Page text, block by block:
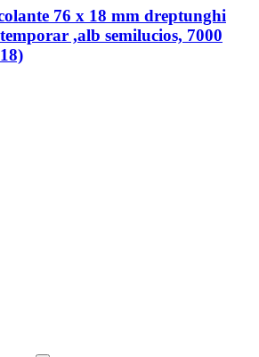
76 x 18 mm dreptunghi
,alb semilucios, 7000